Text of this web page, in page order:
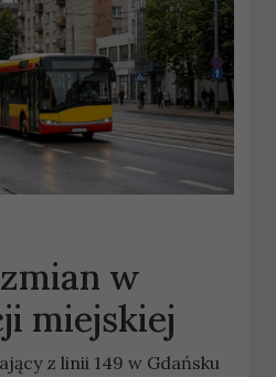
w
miejskiej
z linii 149 w Gdańsku